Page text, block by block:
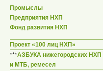
Промыслы
Предприятия НХП
Фонд развития НХП
Проект «100 лиц НХП»
***АЗБУКА нижегородских НХП
и МТБ, ремесел